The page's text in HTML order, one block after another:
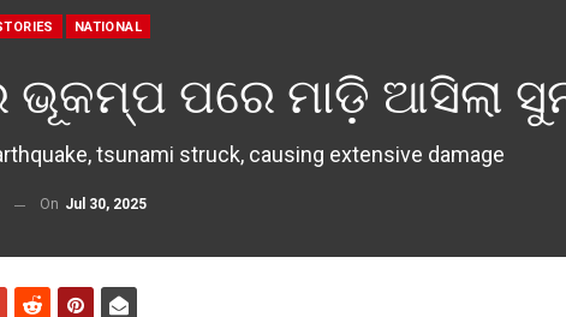
NATIONAL
ପରେ ମାଡ଼ି ଆସିଲା
tsunami struck, causing extensive damage
On Jul 30, 2025